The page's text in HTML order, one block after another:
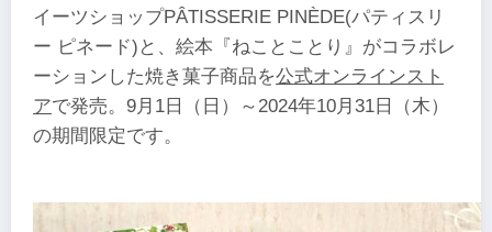
イーツショップPÂTISSERIE PINÈDE(パティスリ
ー ピネード)と、絵本『ねことことり』がコラボレ
ーションした焼き菓子商品を公式オンラインスト
アで発売。9月1日（日）～2024年10月31日（木）
の期間限定です。